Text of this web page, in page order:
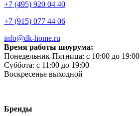
+7 (495) 920 04 40
+7 (915) 077 44 06
info@dk-home.ru
Время работы шоурума:
Понедельник-Пятница: c 10:00 до 19:00
Суббота: c 11:00 до 19:00
Воскресенье выходной
Бренды